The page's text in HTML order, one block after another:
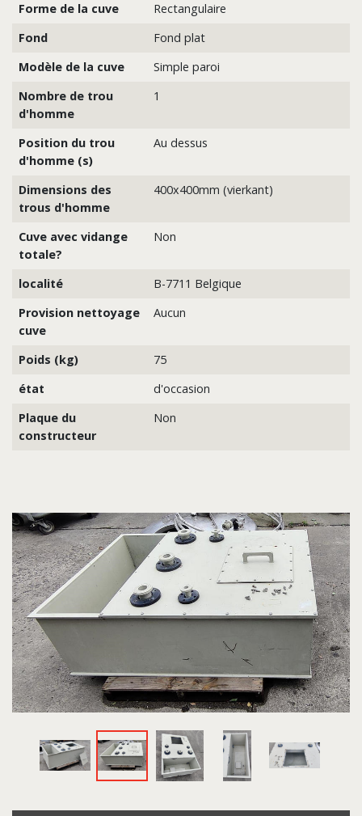
Forme de la cuve
Rectangulaire
Fond
Fond plat
Modèle de la cuve
Simple paroi
Nombre de trou
d'homme
1
Position du trou
d'homme (s)
Au dessus
Dimensions des
trous d'homme
400x400mm (vierkant)
Cuve avec vidange
totale?
Non
localité
B-7711 Belgique
Provision nettoyage
cuve
Aucun
Poids (kg)
75
état
d'occasion
Plaque du
constructeur
Non